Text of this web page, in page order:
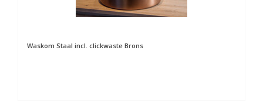
Waskom Staal incl. clickwaste Brons